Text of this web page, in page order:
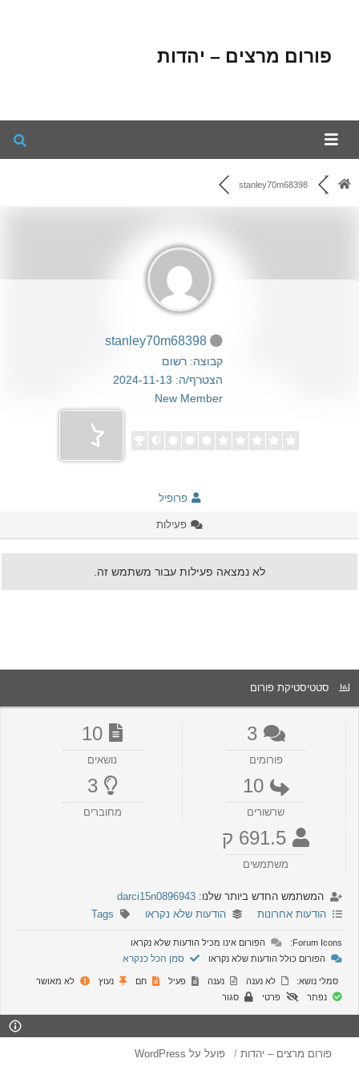
פורום מרצים – יהדות
stanley70m68398
stanley70m68398
קבוצה: רשום
הצטרף/ה: 2024-11-13
New Member
פרופיל
פעילות
לא נמצאה פעילות עבור משתמש זה.
סטטיסטיקת פורום
3
פורומים
10
נושאים
10
שרשורים
3
מחוברים
691.5 ק
משתמשים
המשתמש החדש ביותר שלנו: darci15n0896943
הודעות אחרונות
הודעות שלא נקראו Tags
Forum Icons:
הפורום אינו מכיל הודעות שלא נקראו
הפורום כולל הודעות שלא נקראו
סמן הכל כנקרא
סמלי נושא: לא נענה נענה פעיל חם נעוץ
לא מאושר
נפתר
פרטי סגור
פורום מרצים – יהדות פועל על WordPress